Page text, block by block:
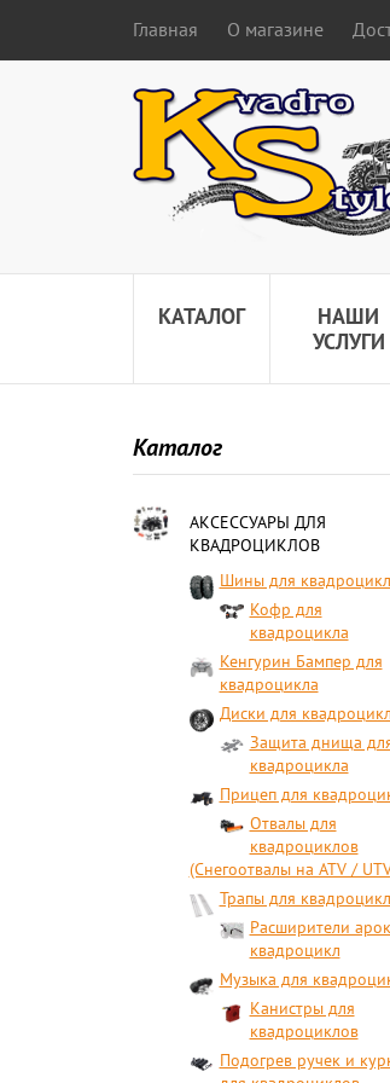
Главная О магазине
КАТАЛОГ
НАШИ
УСЛУГИ
Каталог
АКСЕССУАРЫ ДЛЯ
КВАДРОЦИКЛОВ
Шины для
Кофр для
квадроцикла
Кенгурин Бампер для
квадроцикла
Диски для
Защита днища
квадроцикла
Прицеп для
Отвалы для
квадроциклов
(Снегоотвалы на ATV /
Трапы для
Расширители
квадроцикл
Музыка для
Канистры для
квадроциклов
Подогрев ручек и